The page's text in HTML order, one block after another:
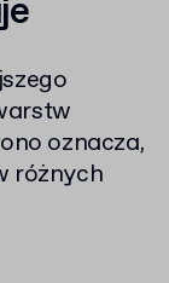
oznacza,
różnych